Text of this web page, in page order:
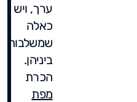
ערך, ויש
כאלה
שמשלבות
ביניהן.
הכרת
מפת